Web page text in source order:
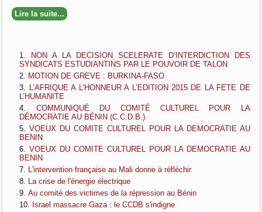
Lire la suite...
NON A LA DECISION SCELERATE D’INTERDICTION DES
SYNDICATS ESTUDIANTINS PAR LE POUVOIR DE TALON
MOTION DE GREVE : BURKINA-FASO
L’AFRIQUE A L’HONNEUR A L’EDITION 2015 DE LA FETE DE
L’HUMANITE
COMMUNIQUÉ DU COMITÉ CULTUREL POUR LA
DÉMOCRATIE AU BÉNIN (C.C.D.B.)
VOEUX DU COMITE CULTUREL POUR LA DEMOCRATIE AU
BENIN
VOEUX DU COMITE CULTUREL POUR LA DEMOCRATIE AU
BENIN
L'intervention française au Mali donne à réfléchir
La crise de l'énergie électrique
Au comité des victimes de la répression au Bénin
Israel massacre Gaza : le CCDB s'indigne